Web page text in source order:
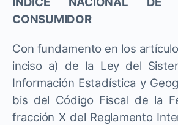
CONSUMIDOR
Con fundamento en los
inciso a) de la Ley del
Información Estadística y
bis del Código Fiscal de la
fracción X del Reglamento